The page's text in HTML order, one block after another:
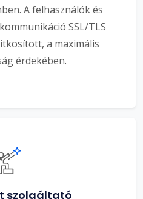
A felhasználók és
SSL/TLS
a maximális
érdekében.
szolgáltató